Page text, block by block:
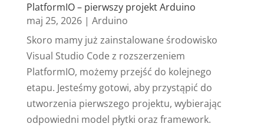
PlatformIO – pierwszy projekt Arduino
maj 25, 2026| Arduino
Skoro mamy już zainstalowane środowisko
Visual Studio Code z rozszerzeniem
PlatformIO, możemy przejść do kolejnego
etapu. Jesteśmy gotowi, aby przystąpić do
utworzenia pierwszego projektu, wybierając
odpowiedni model płytki oraz framework.